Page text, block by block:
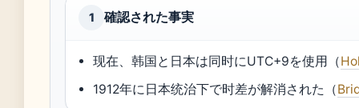
1 確認された事実
现在、韩国と日本は同时にUTC+9を使用（
1912年に日本统治下で时差が解消された（